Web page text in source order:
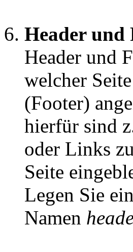
Header und
Header und
welcher
(Footer)
hierfür sind
oder Links
Seite
Legen Sie
Namen